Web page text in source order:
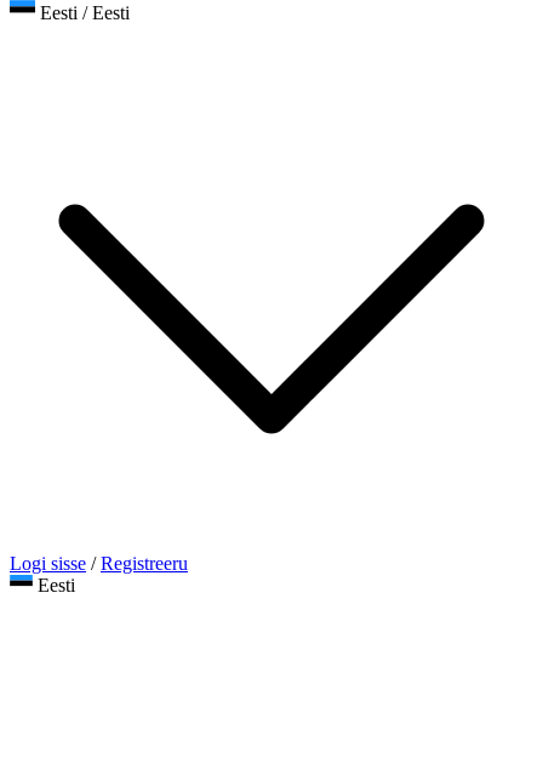
Eesti / Eesti
Logi sisse / Registreeru
Eesti